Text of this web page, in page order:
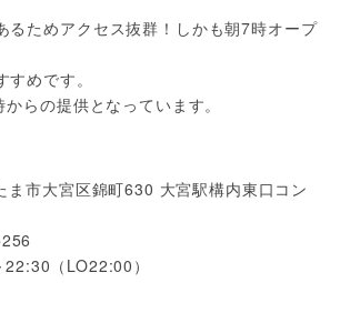
るためアクセス抜群！しかも朝7時オープ
めです。
らの提供となっています。
ま市大宮区錦町630 大宮駅構内東口コン
（LO22:00）